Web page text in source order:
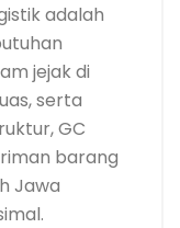
adalah
jejak di
serta
GC
barang
Jawa